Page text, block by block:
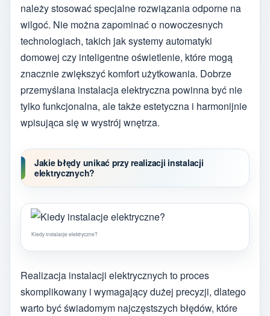
należy stosować specjalne rozwiązania odporne na
wilgoć. Nie można zapominać o nowoczesnych
technologiach, takich jak systemy automatyki
domowej czy inteligentne oświetlenie, które mogą
znacznie zwiększyć komfort użytkowania. Dobrze
przemyślana instalacja elektryczna powinna być nie
tylko funkcjonalna, ale także estetyczna i harmonijnie
wpisująca się w wystrój wnętrza.
Jakie błędy unikać przy realizacji instalacji
elektrycznych?
Kiedy instalacje elektryczne?
Realizacja instalacji elektrycznych to proces
skomplikowany i wymagający dużej precyzji, dlatego
warto być świadomym najczęstszych błędów, które